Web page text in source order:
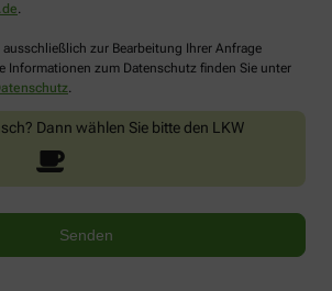
.
ausschließlich zur Bearbeitung Ihrer Anfrage
Informationen zum Datenschutz finden Sie unter
.
Dann wählen Sie bitteden LKW